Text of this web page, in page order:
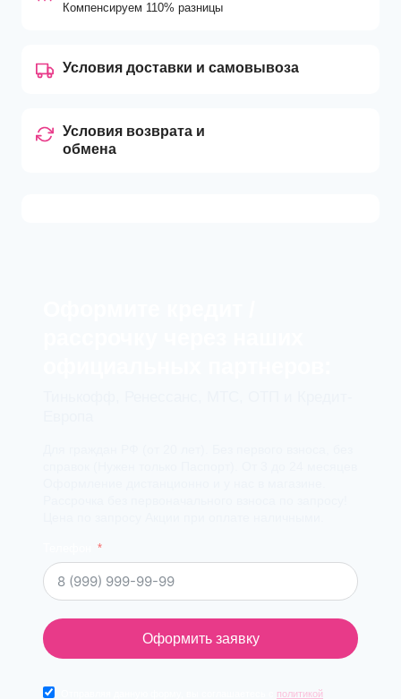
Компенсируем 110% разницы
Условия доставки и самовывоза
Условия возврата и
обмена
Оформить заявку
политикой